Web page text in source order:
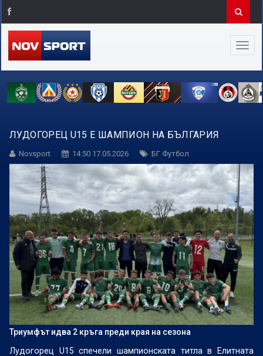
ЛУДОГОРЕЦ U15 Е ШАМПИОН НА БЪЛГАРИЯ
Novsport 14:50 17.05.2026 БГ Футбол
Триумфът идва 2 кръга преди края на сезона
Лудогорец U15 спечели шампионската титла в Елитната